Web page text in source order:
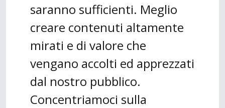
saranno sufficienti. Meglio
creare contenuti altamente
mirati e di valore che
vengano accolti ed apprezzati
dal nostro pubblico.
Concentriamoci sulla